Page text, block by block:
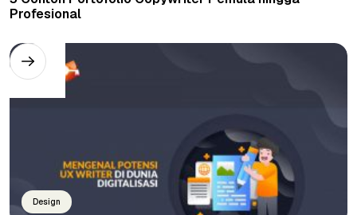
Profesional
Design